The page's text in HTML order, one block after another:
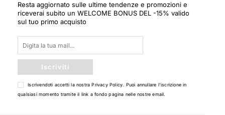
Resta aggiornato sulle ultime tendenze e promozioni e
riceverai subito un WELCOME BONUS DEL -15% valido
sul tuo primo acquisto
Iscriviti
Iscrivendoti accetti la nostraPrivacy Policy . Puoi annullare l'iscrizione in
qualsiasi momento tramite il link a fondo pagina nelle nostre email.